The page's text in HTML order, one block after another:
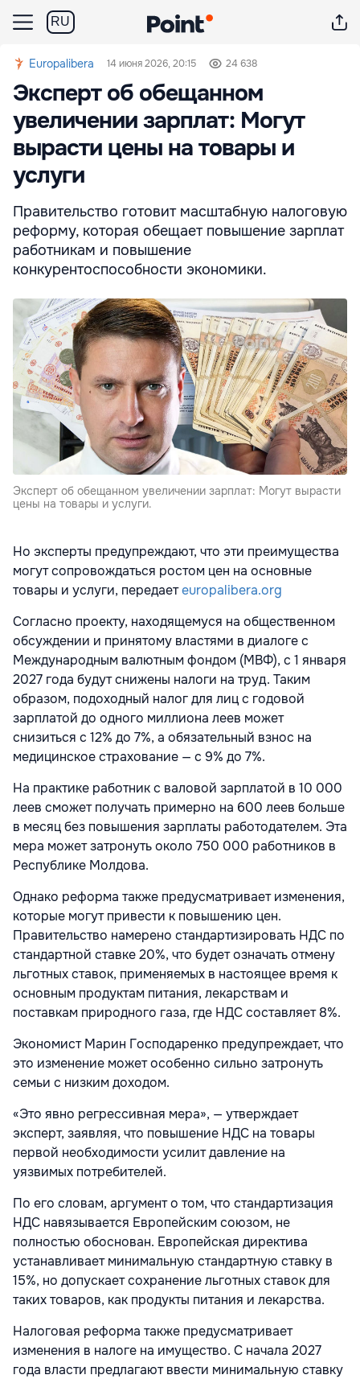
RU
Europalibera 14 июня 2026, 20:15 24 638
Эксперт об обещанном
увеличении зарплат: Могут
вырасти цены на товары и
услуги
Правительство готовит масштабную налоговую
реформу, которая обещает повышение зарплат
работникам и повышение
конкурентоспособности экономики.
Эксперт об обещанном увеличении зарплат: Могут вырасти
цены на товары и услуги.
Но эксперты предупреждают, что эти преимущества
могут сопровождаться ростом цен на основные
товары и услуги, передаетeuropalibera.org
Согласно проекту, находящемуся на общественном
обсуждении и принятому властями в диалоге с
Международным валютным фондом (МВФ), с 1 января
2027 года будут снижены налоги на труд. Таким
образом, подоходный налог для лиц с годовой
зарплатой до одного миллиона леев может
снизиться с 12% до 7%, а обязательный взнос на
медицинское страхование — с 9% до 7%.
На практике работник с валовой зарплатой в 10 000
леев сможет получать примерно на 600 леев больше
в месяц без повышения зарплаты работодателем. Эта
мера может затронуть около 750 000 работников в
Республике Молдова.
Однако реформа также предусматривает изменения,
которые могут привести к повышению цен.
Правительство намерено стандартизировать НДС по
стандартной ставке 20%, что будет означать отмену
льготных ставок, применяемых в настоящее время к
основным продуктам питания, лекарствам и
поставкам природного газа, где НДС составляет 8%.
Экономист Марин Господаренко предупреждает, что
это изменение может особенно сильно затронуть
семьи с низким доходом.
«Это явно регрессивная мера», — утверждает
эксперт, заявляя, что повышение НДС на товары
первой необходимости усилит давление на
уязвимых потребителей.
По его словам, аргумент о том, что стандартизация
НДС навязывается Европейским союзом, не
полностью обоснован. Европейская директива
устанавливает минимальную стандартную ставку в
15%, но допускает сохранение льготных ставок для
таких товаров, как продукты питания и лекарства.
Налоговая реформа также предусматривает
изменения в налоге на имущество. С начала 2027
года власти предлагают ввести минимальную ставку